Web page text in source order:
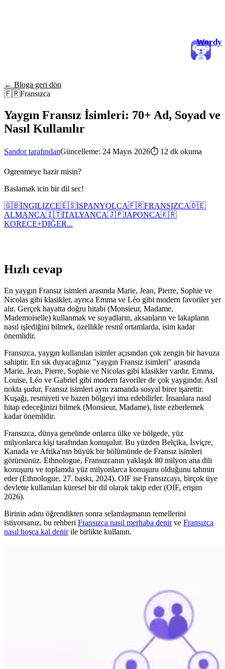
Wordy
← Bloga geri dön
🇫🇷Fransızca
Yaygın Fransız İsimleri: 70+ Ad, Soyad ve
Nasıl Kullanılır
Sandor tarafındanGüncelleme: 24 Mayıs 2026⏱ 12 dk okuma
Ogrenmeye hazir misin?
Baslamak icin bir dil sec!
🇬🇧İNGILIZCE🇪🇸İSPANYOLCA🇫🇷FRANSIZCA🇩🇪
ALMANCA🇮🇹İTALYANCA🇯🇵JAPONCA🇰🇷
KORECE+DIĞER...
Hızlı cevap
En yaygın Fransız isimleri arasında Marie, Jean, Pierre, Sophie ve
Nicolas gibi klasikler, ayrıca Emma ve Léo gibi modern favoriler yer
alır. Gerçek hayatta doğru hitabı (Monsieur, Madame,
Mademoiselle) kullanmak ve soyadların, aksanların ve lakapların
nasıl işlediğini bilmek, özellikle resmî ortamlarda, isim kadar
önemlidir.
Fransızca, yaygın kullanılan isimler açısından çok zengin bir havuza
sahiptir. En sık duyacağınız "yaygın Fransız isimleri" arasında
Marie, Jean, Pierre, Sophie ve Nicolas gibi klasikler vardır. Emma,
Louise, Léo ve Gabriel gibi modern favoriler de çok yaygındır. Asıl
nokta şudur, Fransız isimleri aynı zamanda sosyal birer işarettir.
Kuşağı, resmiyeti ve bazen bölgeyi ima edebilirler. İnsanlara nasıl
hitap edeceğinizi bilmek (Monsieur, Madame), liste ezberlemek
kadar önemlidir.
Fransızca, dünya genelinde onlarca ülke ve bölgede, yüz
milyonlarca kişi tarafından konuşulur. Bu yüzden Belçika, İsviçre,
Kanada ve Afrika'nın büyük bir bölümünde de Fransız isimleri
görürsünüz. Ethnologue, Fransızcanın yaklaşık 80 milyon ana dili
konuşuru ve toplamda yüz milyonlarca konuşuru olduğunu tahmin
eder (Ethnologue, 27. baskı, 2024). OIF ise Fransızcayı, birçok üye
devlette kullanılan küresel bir dil olarak takip eder (OIF, erişim
2026).
Birinin adını öğrendikten sonra selamlaşmanın temellerini
istiyorsanız, bu rehberi Fransızca nasıl merhaba denirve Fransızca
nasıl hoşça kal denirile birlikte kullanın.